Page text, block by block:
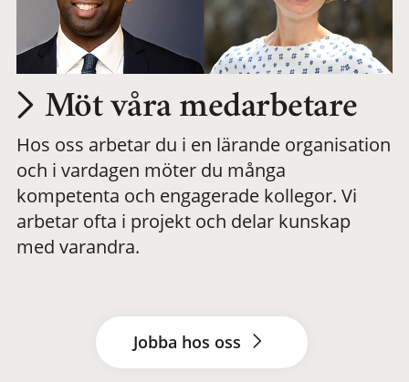
Möt våra medarbetare
Hos oss arbetar du i en lärande organisation
och i vardagen möter du många
kompetenta och engagerade kollegor. Vi
arbetar ofta i projekt och delar kunskap
med varandra.
Jobba hos oss